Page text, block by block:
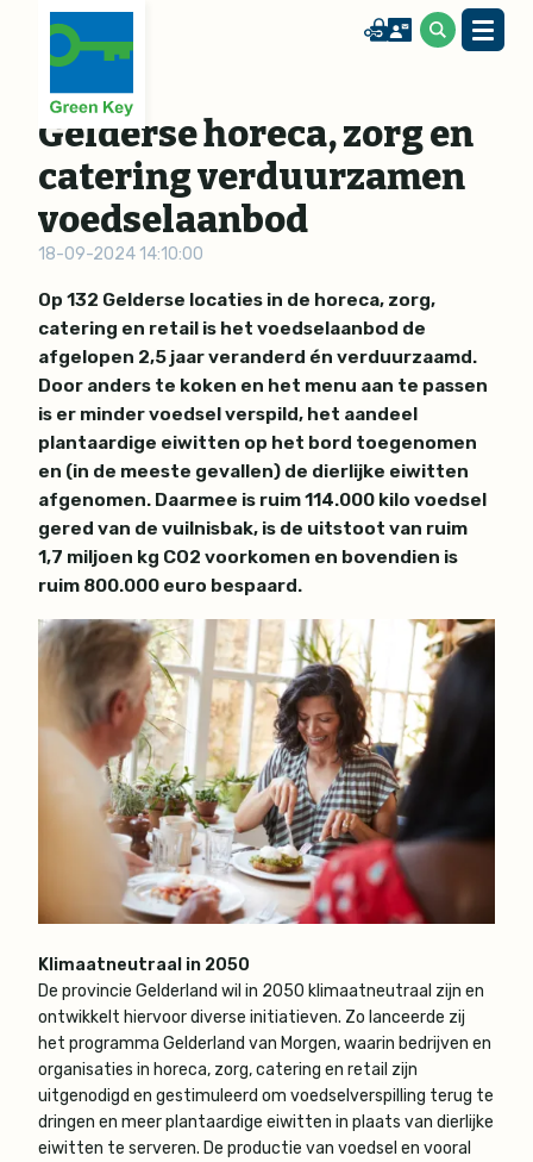
Gelderse horeca, zorg en
catering verduurzamen
voedselaanbod
18-09-2024 14:10:00
Op 132 Gelderse locaties in de horeca, zorg,
catering en retail is het voedselaanbod de
afgelopen 2,5 jaar veranderd én verduurzaamd.
Door anders te koken en het menu aan te passen
is er minder voedsel verspild, het aandeel
plantaardige eiwitten op het bord toegenomen
en (in de meeste gevallen) de dierlijke eiwitten
afgenomen. Daarmee is ruim 114.000 kilo voedsel
gered van de vuilnisbak, is de uitstoot van ruim
1,7 miljoen kg CO2 voorkomen en bovendien is
ruim 800.000 euro bespaard.
Klimaatneutraal in 2050
De provincie Gelderland wil in 2050 klimaatneutraal zijn en
ontwikkelt hiervoor diverse initiatieven. Zo lanceerde zij
het programma Gelderland van Morgen, waarin bedrijven en
organisaties in horeca, zorg, catering en retail zijn
uitgenodigd en gestimuleerd om voedselverspilling terug te
dringen en meer plantaardige eiwitten in plaats van dierlijke
eiwitten te serveren. De productie van voedsel en vooral